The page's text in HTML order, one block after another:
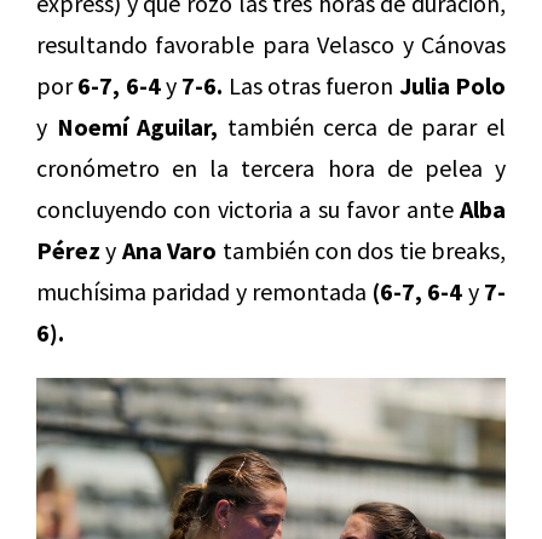
resultando favorable para Velasco y Cánovas
por6-7, 6-4y 7-6. Las otras fueron Julia Polo
y Noemí Aguilar, también cerca de parar el
cronómetro en la tercera hora de pelea y
concluyendo con victoria a su favor ante Alba
Pérez y Ana Varo también con dos tie breaks,
muchísima paridad y remontada (6-7, 6-4 y 7-
6).